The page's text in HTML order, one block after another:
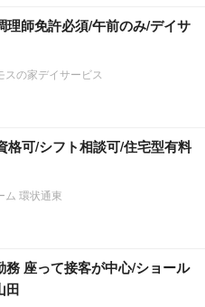
理師免許必須/午前のみ/デイサ
の家デイサービス
格可/シフト相談可/住宅型有料
ム 環状通東
座って接客が中心/ショール
田